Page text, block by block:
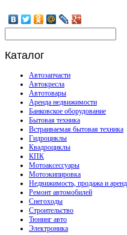
Каталог
Автозапчасти
Автокресла
Автотовары
Аренда недвижимости
Банковское оборудование
Бытовая техника
Встраиваемая бытовая техника
Гидроциклы
Квадроциклы
КПК
Мотоаксессуары
Мотоэкипировка
Недвижимость, продажа и
Ремонт автомобилей
Снегоходы
Строительство
Тюнинг авто
Электроника